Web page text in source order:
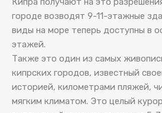
городе возводят 9-11-этажные
виды на море теперь доступны в
этажей.
Также это один из самых
кипрских городов, известный
историей, километрами пляжей,
мягким климатом. Это целый